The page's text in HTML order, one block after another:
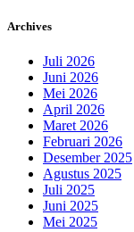
Archives
Juli 2026
Juni 2026
Mei 2026
April 2026
Maret 2026
Februari 2026
Desember 2025
Agustus 2025
Juli 2025
Juni 2025
Mei 2025